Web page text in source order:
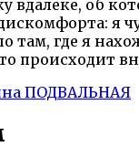
вдалеке, об
я
там, где я
происходит
ПОДВАЛЬНАЯ